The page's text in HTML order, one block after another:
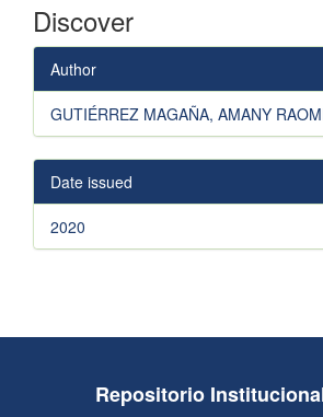
Discover
Author
GUTIÉRREZ MAGAÑA, AMANY
Date issued
2020
Repositorio